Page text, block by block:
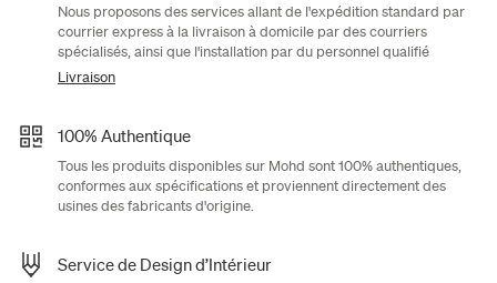
Nous proposons des services allant de l'expédition standard par
courrier express à la livraison à domicile par des courriers
spécialisés, ainsi que l'installation par du personnel qualifié
Livraison
100% Authentique
Tous les produits disponibles sur Mohd sont 100% authentiques,
conformes aux spécifications et proviennent directement des
usines des fabricants d'origine.
Service de Design d’Intérieur